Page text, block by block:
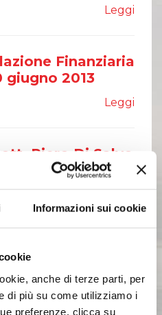
Informazioni sui cookie
anche di terze parti, per
di più su come utilizziamo i
preferenze, clicca su
Leggi
Finanziaria
giugno 2013
Leggi
Piero Di Salvo